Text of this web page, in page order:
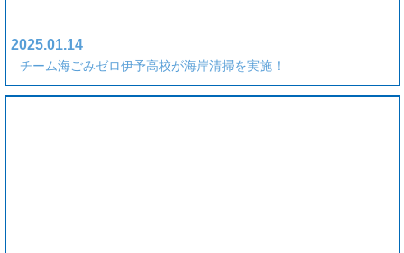
2025.01.14
チーム海ごみゼロ伊予高校が海岸清掃を実施！